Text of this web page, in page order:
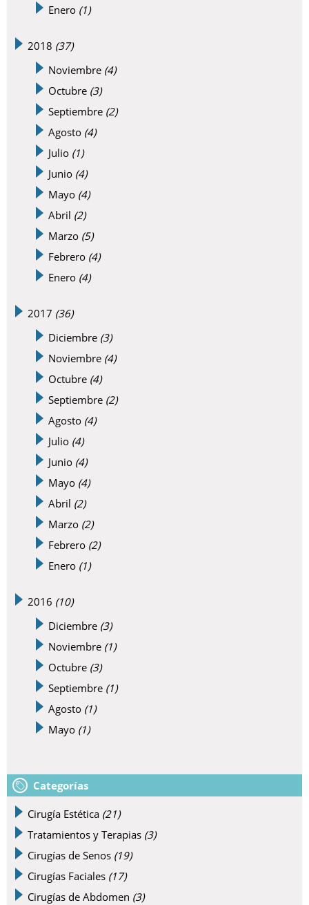
Enero (1)
2018 (37)
Noviembre (4)
Octubre (3)
Septiembre (2)
Agosto (4)
Julio (1)
Junio (4)
Mayo (4)
Abril (2)
Marzo (5)
Febrero (4)
Enero (4)
2017 (36)
Diciembre (3)
Noviembre (4)
Octubre (4)
Septiembre (2)
Agosto (4)
Julio (4)
Junio (4)
Mayo (4)
Abril (2)
Marzo (2)
Febrero (2)
Enero (1)
2016 (10)
Diciembre (3)
Noviembre (1)
Octubre (3)
Septiembre (1)
Agosto (1)
Mayo (1)
Categorías
Cirugía Estética (21)
Tratamientos y Terapias (3)
Cirugías de Senos (19)
Cirugías Faciales (17)
Cirugías de Abdomen (3)